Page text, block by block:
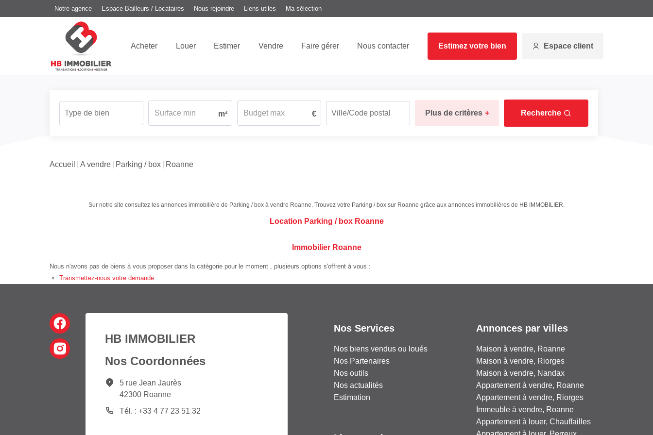
Notre agence Espace Bailleurs / Locataires Nous rejoindre Liens utiles Ma sélection
Acheter Louer Estimer Vendre Faire gérer Nous contacter Estimez votre bien Espace client
m² € Plus de critères + Recherche
Accueil A vendre Parking / box Roanne
Sur notre site consultez les annonces immobilière de Parking / box à vendre Roanne. Trouvez votre Parking / box sur Roanne grâce aux annonces immobilières de HB IMMOBILIER.
Location Parking / box Roanne
Immobilier Roanne
Nous n'avons pas de biens à vous proposer dans la catégorie pour le moment , plusieurs options s'offrent à vous :
Transmettez-nous votre demande
HB IMMOBILIER
Nos Coordonnées
5 rue Jean Jaurès
42300 Roanne
Tél. : +33 4 77 23 51 32
Nos Services
Nos biens vendus ou loués
Nos Partenaires
Nos outils
Nos actualités
Estimation
Annonces par villes
Maison à vendre, Roanne
Maison à vendre, Riorges
Maison à vendre, Nandax
Appartement à vendre, Roanne
Appartement à vendre, Riorges
Immeuble à vendre, Roanne
Appartement à louer, Chauffailles